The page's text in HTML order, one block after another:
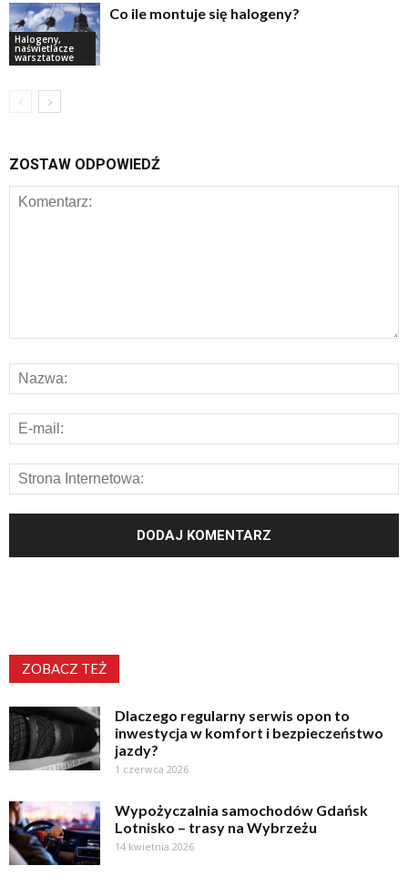
Halogeny,
naświetlacze
warsztatowe
Co ile montuje się halogeny?
ZOSTAW ODPOWIEDŹ
ZOBACZ TEŻ
Dlaczego regularny serwis opon to
inwestycja w komfort i bezpieczeństwo
jazdy?
1 czerwca 2026
Wypożyczalnia samochodów Gdańsk
Lotnisko – trasy na Wybrzeżu
14 kwietnia 2026